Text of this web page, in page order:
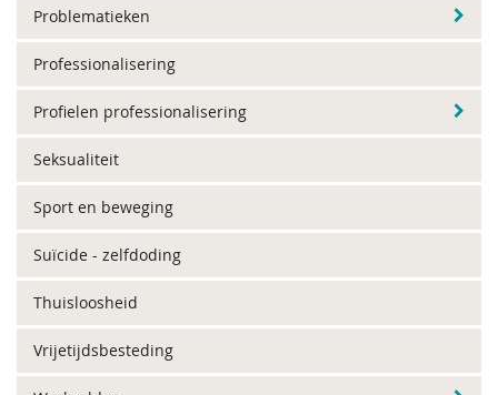
Problematieken
Professionalisering
Profielen professionalisering
Seksualiteit
Sport en beweging
Suïcide - zelfdoding
Thuisloosheid
Vrijetijdsbesteding